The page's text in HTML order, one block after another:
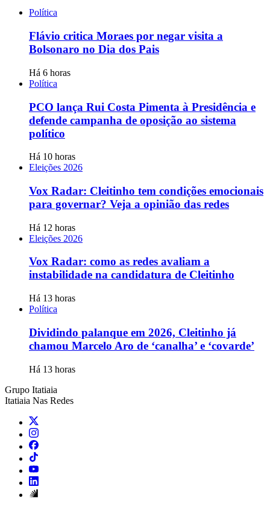
Política
Flávio critica Moraes por negar visita a
Bolsonaro no Dia dos Pais
Há 6 horas
Política
PCO lança Rui Costa Pimenta à Presidência e
defende campanha de oposição ao sistema
político
Há 10 horas
Eleições 2026
Vox Radar: Cleitinho tem condições emocionais
para governar? Veja a opinião das redes
Há 12 horas
Eleições 2026
Vox Radar: como as redes avaliam a
instabilidade na candidatura de Cleitinho
Há 13 horas
Política
Dividindo palanque em 2026, Cleitinho já
chamou Marcelo Aro de ‘canalha’ e ‘covarde’
Há 13 horas
Grupo Itatiaia
Itatiaia Nas Redes